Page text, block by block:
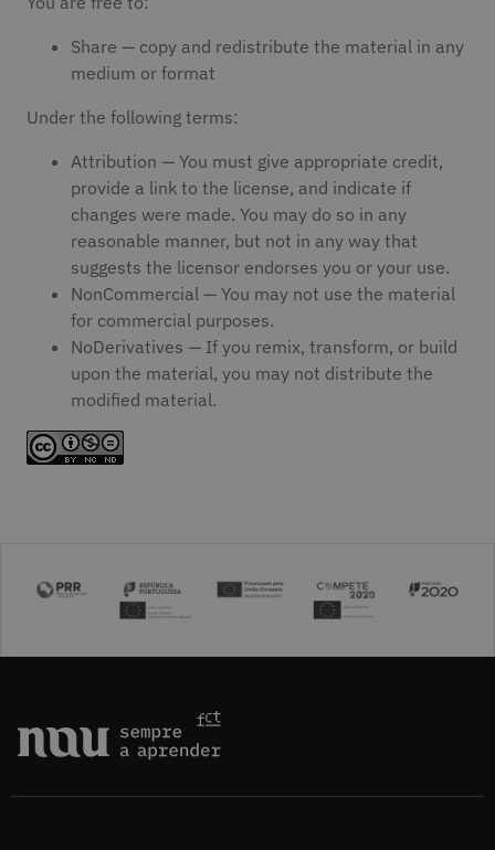
Share — copy and redistribute the material in any
medium or format
Under the following terms:
Attribution — You must give appropriate credit,
provide a link to the license, and indicate if
changes were made. You may do so in any
reasonable manner, but not in any way that
suggests the licensor endorses you or your use.
NonCommercial — You may not use the material
for commercial purposes.
NoDerivatives — If you remix, transform, or build
upon the material, you may not distribute the
modified material.